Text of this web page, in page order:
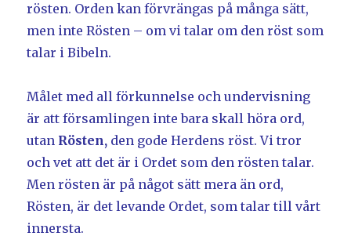
rösten. Orden kan förvrängas på många sätt,
men inte Rösten – om vi talar om den röst som
talar i Bibeln.
Målet med all förkunnelse och undervisning
är att församlingen inte bara skall höra ord,
utan Rösten, den gode Herdens röst. Vi tror
och vet att det är i Ordet som den rösten talar.
Men rösten är på något sätt mera än ord,
Rösten, är det levande Ordet, som talar till vårt
innersta.